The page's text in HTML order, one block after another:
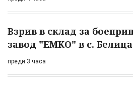
Взрив в склад за
завод "ЕМКО" в с. Белица
преди 3 часа